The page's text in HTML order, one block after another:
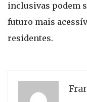
inclusivas podem
futuro mais
residentes.